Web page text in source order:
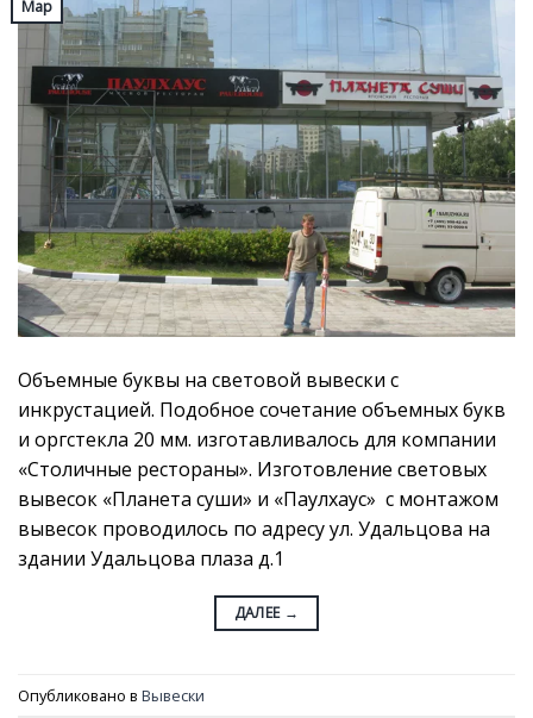
Мар
Объемные буквы на световой вывески с
инкрустацией. Подобное сочетание объемных букв
и оргстекла 20 мм. изготавливалось для компании
«Столичные рестораны». Изготовление световых
вывесок «Планета суши» и «Паулхаус» с монтажом
вывесок проводилось по адресу ул. Удальцова на
здании Удальцова плаза д.1
ДАЛЕЕ →
Опубликовано в Вывески